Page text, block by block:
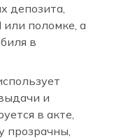
депозита,
поломке, а
в
и
в акте,
прозрачны,